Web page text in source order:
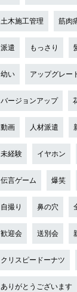
土木施工管理 筋肉
派遣 もっさり
幼い アップグレー
バージョンアップ
動画 人材派遣
未経験 イヤホン
伝言ゲーム 爆笑
自撮り 鼻の穴
歓迎会 送別会
クリスピードーナツ
ありがとうございます